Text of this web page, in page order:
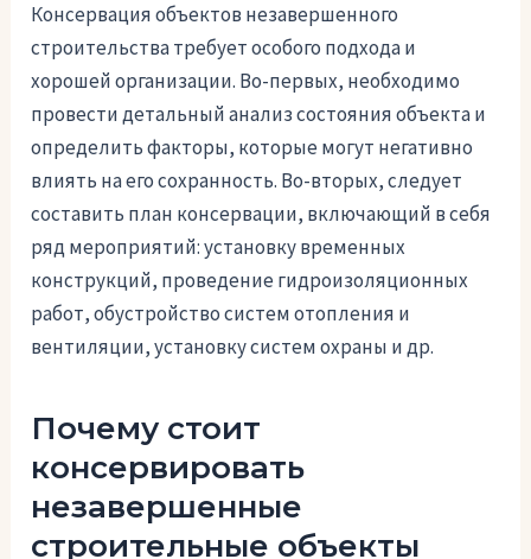
Консервация объектов незавершенного
строительства требует особого подхода и
хорошей организации. Во-первых, необходимо
провести детальный анализ состояния объекта и
определить факторы, которые могут негативно
влиять на его сохранность. Во-вторых, следует
составить план консервации, включающий в себя
ряд мероприятий: установку временных
конструкций, проведение гидроизоляционных
работ, обустройство систем отопления и
вентиляции, установку систем охраны и др.
Почему стоит
консервировать
незавершенные
строительные объекты